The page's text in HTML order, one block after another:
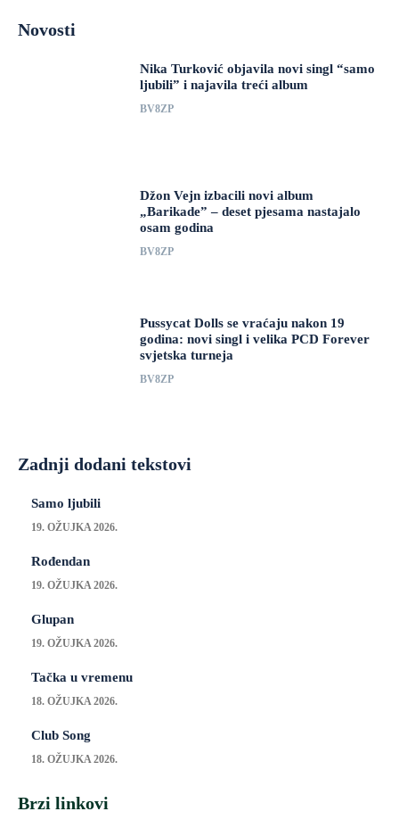
Novosti
Nika Turković objavila novi singl “samo
ljubili” i najavila treći album
BV8ZP
Džon Vejn izbacili novi album
„Barikade” – deset pjesama nastajalo
osam godina
BV8ZP
Pussycat Dolls se vraćaju nakon 19
godina: novi singl i velika PCD Forever
svjetska turneja
BV8ZP
Zadnji dodani tekstovi
Samo ljubili
19. OŽUJKA 2026.
Rođendan
19. OŽUJKA 2026.
Glupan
19. OŽUJKA 2026.
Tačka u vremenu
18. OŽUJKA 2026.
Club Song
18. OŽUJKA 2026.
Brzi linkovi